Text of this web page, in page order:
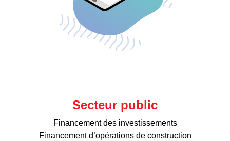
Secteur public
Financement des investissements
Financement d’opérations de construction